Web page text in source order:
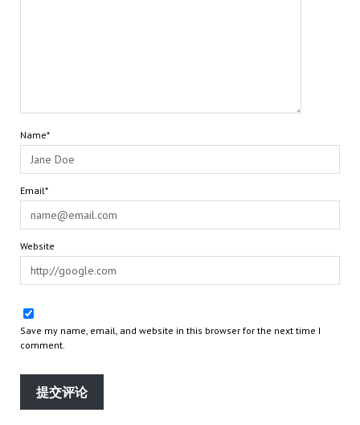
Name*
Email*
Website
Save my name, email, and website in this browser for the next time I
comment.